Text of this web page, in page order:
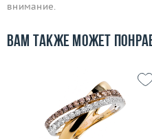
внимание.
Вам также может